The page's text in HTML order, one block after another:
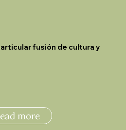
fusión de cultura y
more